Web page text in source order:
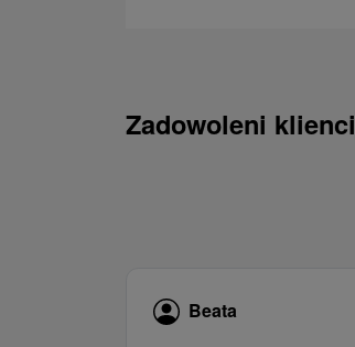
Zadowoleni klienci
Beata